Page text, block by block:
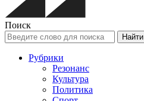
Поиск
Найти
Рубрики
Резонанс
Культура
Политика